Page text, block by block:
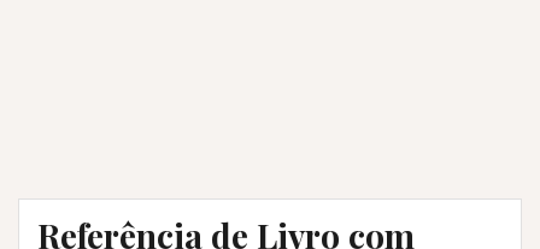
Referência de Livro com